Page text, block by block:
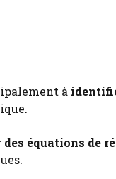
à
équations de